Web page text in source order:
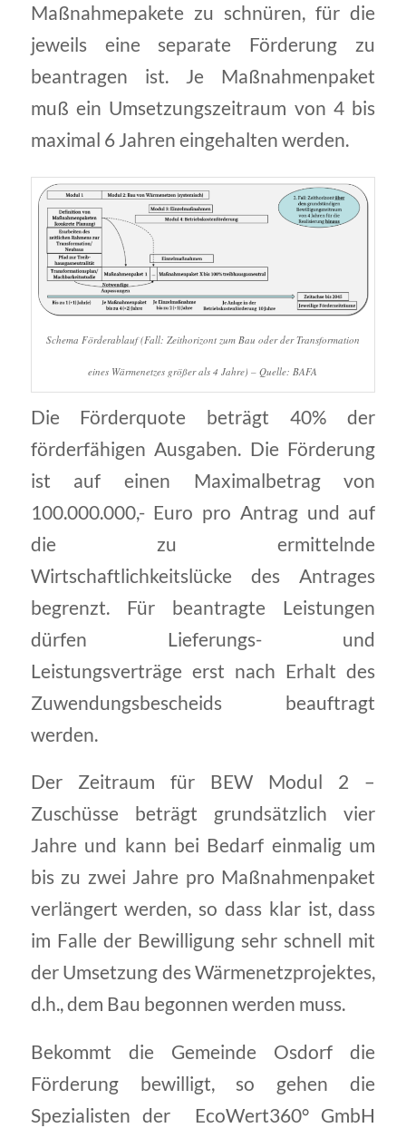
Maßnahmepakete zu schnüren, für die
jeweils eine separate Förderung zu
beantragen ist. Je Maßnahmenpaket
muß ein Umsetzungszeitraum von 4 bis
maximal 6 Jahren eingehalten werden.
Schema Förderablauf (Fall: Zeithorizont zum Bau oder der Transformation
eines Wärmenetzes größer als 4 Jahre) – Quelle: BAFA
Die Förderquote beträgt 40% der
förderfähigen Ausgaben. Die Förderung
ist auf einen Maximalbetrag von
100.000.000,- Euro pro Antrag und auf
die zu ermittelnde
Wirtschaftlichkeitslücke des Antrages
begrenzt. Für beantragte Leistungen
dürfen Lieferungs- und
Leistungsverträge erst nach Erhalt des
Zuwendungsbescheids beauftragt
werden.
Der Zeitraum für BEW Modul 2 –
Zuschüsse beträgt grundsätzlich vier
Jahre und kann bei Bedarf einmalig um
bis zu zwei Jahre pro Maßnahmenpaket
verlängert werden, so dass klar ist, dass
im Falle der Bewilligung sehr schnell mit
der Umsetzung des Wärmenetzprojektes,
d.h., dem Bau begonnen werden muss.
Bekommt die Gemeinde Osdorf die
Förderung bewilligt, so gehen die
Spezialisten der EcoWert360° GmbH